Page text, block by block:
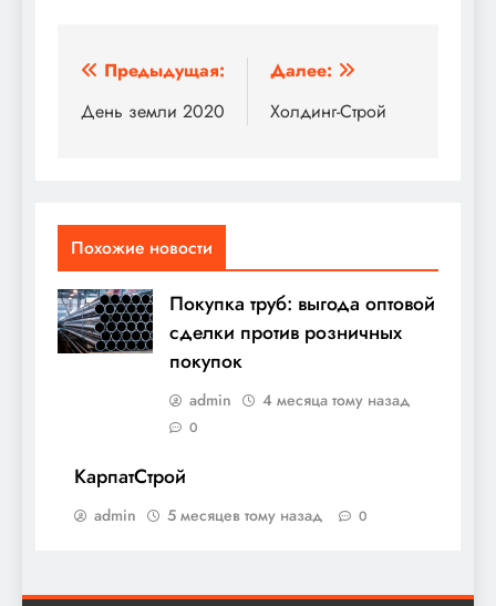
Навигация
по
Предыдущая:
День земли 2020
Далее:
Холдинг-Строй
Похожие новости
Покупка труб: выгода оптовой
сделки против розничных
покупок
admin 4 месяца тому назад
0
КарпатСтрой
admin 5 месяцев тому назад 0